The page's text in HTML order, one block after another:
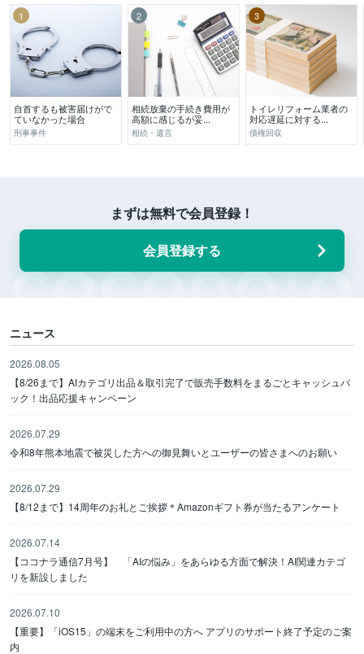
1
自首するも被害届けがで
ていなかった場合
刑事事件
2
相続放棄の手続き費用が
高額に感じるが妥...
相続・遺言
3
トイレリフォーム業者の
対応遅延に対する...
債権回収
まずは無料で会員登録！
会員登録する
ニュース
2026.08.05
【8/26まで】AIカテゴリ出品＆取引完了で販売手数料をまるごとキャッシュバ
ック！出品応援キャンペーン
2026.07.29
令和8年熊本地震で被災した方への御見舞いとユーザーの皆さまへのお願い
2026.07.29
【8/12まで】14周年のお礼とご挨拶＊Amazonギフト券が当たるアンケート
2026.07.14
【ココナラ通信7月号】 「AIの悩み」をあらゆる方面で解決！AI関連カテゴ
リを新設しました
2026.07.10
【重要】「iOS15」の端末をご利用中の方へ アプリのサポート終了予定のご案
内